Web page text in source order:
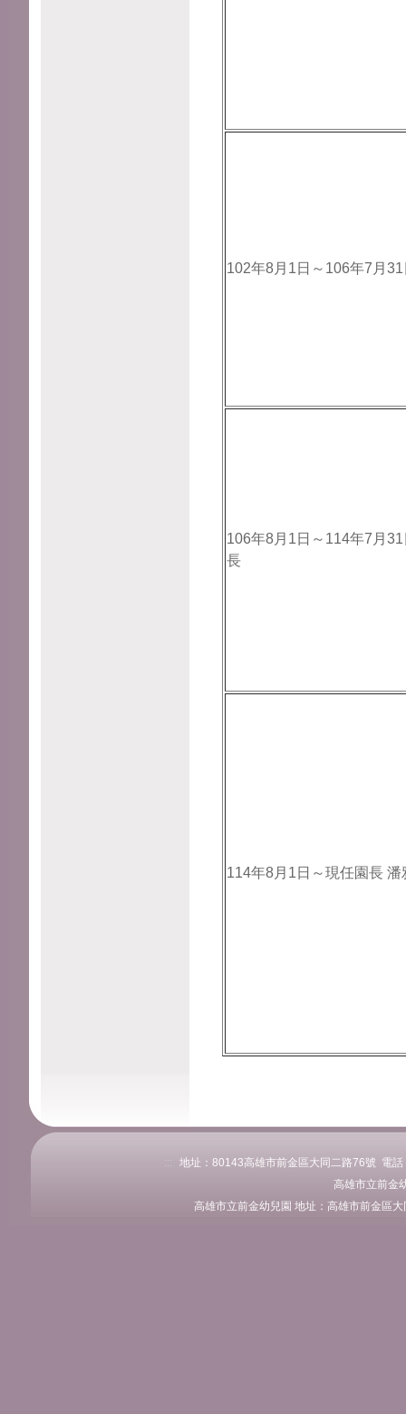
102年8月1日～106年7月
106年8月1日～114年7月
長
114年8月1日～現任園長 潘
:::
地址：80143高雄市前金區大同二路76號 電
高雄市立前金
高雄市立前金幼兒園 地址：高雄市前金區